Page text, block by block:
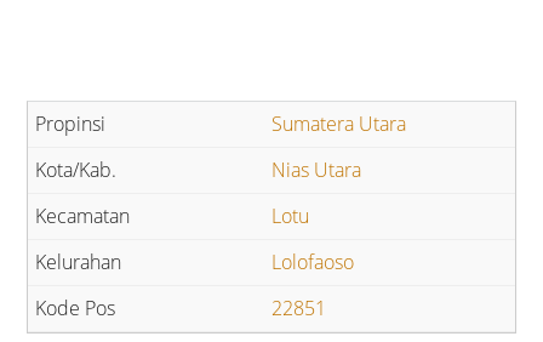
Sumatera Utara
Nias Utara
Lotu
Lolofaoso
22851